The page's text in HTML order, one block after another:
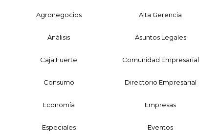
Agronegocios Alta Gerencia
Análisis Asuntos Legales
Caja Fuerte Comunidad Empresarial
Consumo Directorio Empresarial
Economía Empresas
Especiales Eventos